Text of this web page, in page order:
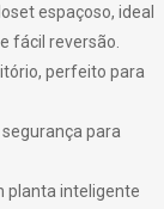
espaçoso, ideal
fácil reversão.
perfeito para
para
planta inteligente